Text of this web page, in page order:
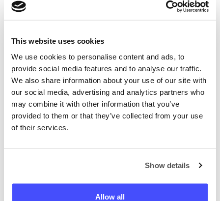
This website uses cookies
We use cookies to personalise content and ads, to
provide social media features and to analyse our traffic.
We also share information about your use of our site with
our social media, advertising and analytics partners who
may combine it with other information that you’ve
provided to them or that they’ve collected from your use
of their services.
Show details
Allow all
O destinatário nunca saberá que
Nós vamos mostrar a você a
localização exata em um mapa
online.